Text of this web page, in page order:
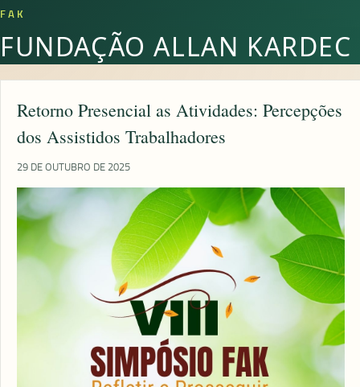
FAK
FUNDAÇÃO ALLAN KARDEC
Retorno Presencial as Atividades: Percepções
dos Assistidos Trabalhadores
29 DE OUTUBRO DE 2025